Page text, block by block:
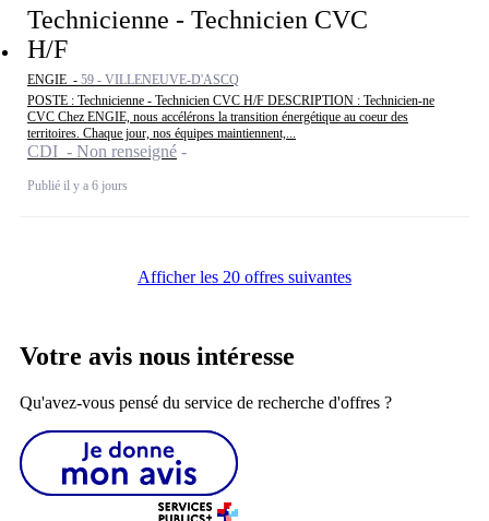
Technicienne - Technicien CVC
H/F
ENGIE - 59 - VILLENEUVE-D'ASCQ
POSTE : Technicienne - Technicien CVC H/F DESCRIPTION : Technicien-ne
CVC Chez ENGIE, nous accélérons la transition énergétique au coeur des
territoires. Chaque jour, nos équipes maintiennent,...
CDI - Non renseigné
Publié il y a 6 jours
Afficher les 20 offres suivantes
Votre avis nous intéresse
Qu'avez-vous pensé du service de recherche d'offres ?